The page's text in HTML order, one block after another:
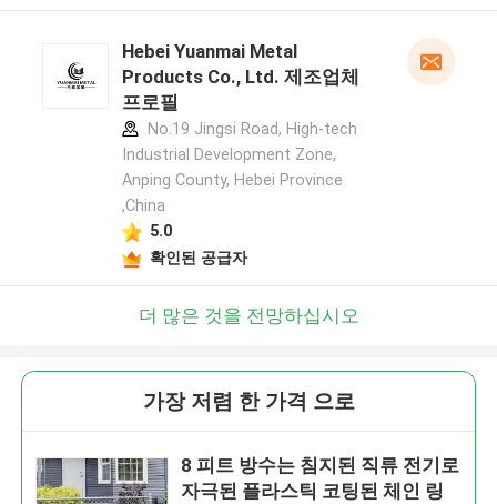
Hebei Yuanmai Metal
Products Co., Ltd. 제조업체
프로필
No.19 Jingsi Road, High-tech
Industrial Development Zone,
Anping County, Hebei Province
,China
5.0
확인된 공급자
더 많은 것을 전망하십시오
가장 저렴 한 가격 으로
8 피트 방수는 침지된 직류 전기로
자극된 플라스틱 코팅된 체인 링